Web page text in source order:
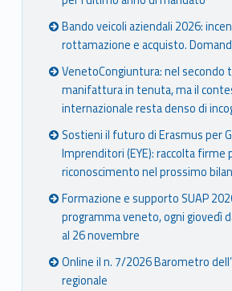
Bando veicoli aziendali 2026:
rottamazione e acquisto.
VenetoCongiuntura: nel
manifattura in tenuta, ma il
internazionale resta denso di
Sostieni il futuro di Erasmus per
Imprenditori (EYE): raccolta firme
riconoscimento nel prossimo
Formazione e supporto SUAP
programma veneto, ogni giovedì
al 26 novembre
Online il n. 7/2026 Barometro
regionale